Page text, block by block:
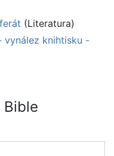
(Literatura)
vynález knihtisku -
Bible